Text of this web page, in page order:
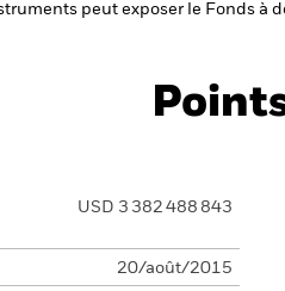
peut exposer le Fonds à
USD 3 382 488 843
20/août/2015